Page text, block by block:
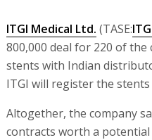
ITGI Medical Ltd. (TASE:
800,000 deal for 220 of
stents with Indian
ITGI will register the
Altogether, the company
contracts worth a potential